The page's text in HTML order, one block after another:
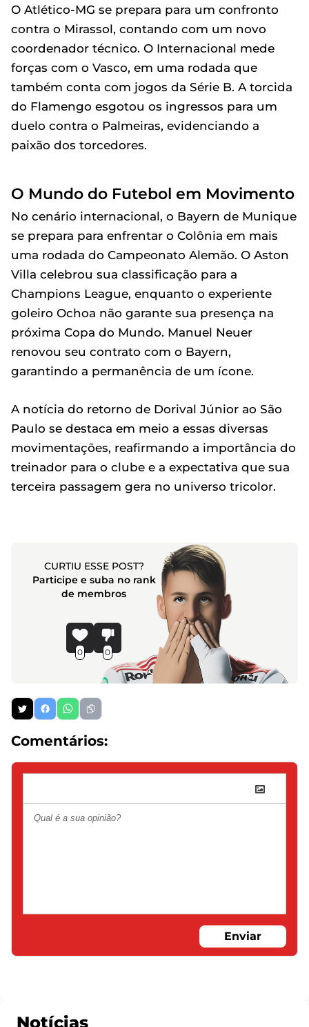
O Atlético-MG se prepara para um confronto
contra o Mirassol, contando com um novo
coordenador técnico. O Internacional mede
forças com o Vasco, em uma rodada que
também conta com jogos da Série B. A torcida
do Flamengo esgotou os ingressos para um
duelo contra o Palmeiras, evidenciando a
paixão dos torcedores.
O Mundo do Futebol em Movimento
No cenário internacional, o Bayern de Munique
se prepara para enfrentar o Colônia em mais
uma rodada do Campeonato Alemão. O Aston
Villa celebrou sua classificação para a
Champions League, enquanto o experiente
goleiro Ochoa não garante sua presença na
próxima Copa do Mundo. Manuel Neuer
renovou seu contrato com o Bayern,
garantindo a permanência de um ícone.
A notícia do retorno de Dorival Júnior ao São
Paulo se destaca em meio a essas diversas
movimentações, reafirmando a importância do
treinador para o clube e a expectativa que sua
terceira passagem gera no universo tricolor.
CURTIU ESSE POST?
Participe e suba no rank
de membros
0 0
Comentários:
Enviar
Notícias